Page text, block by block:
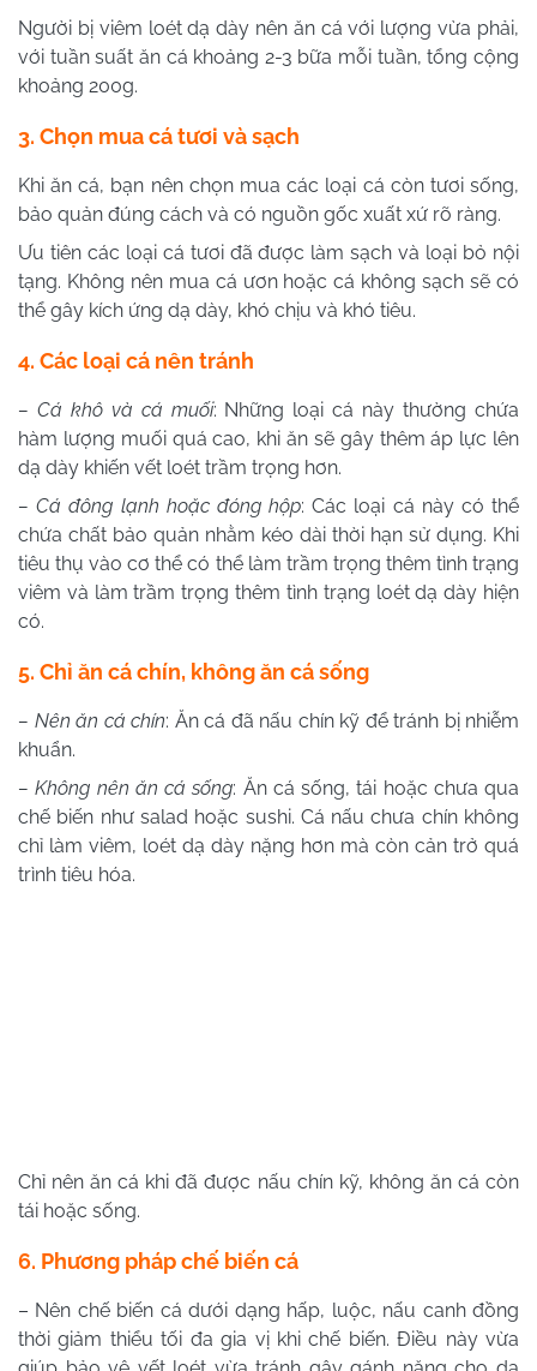
Người bị viêm loét dạ dày nên ăn cá với lượng vừa phải,
với tuần suất ăn cá khoảng 2-3 bữa mỗi tuần, tổng cộng
khoảng 200g.
3. Chọn mua cá tươi và sạch
Khi ăn cá, bạn nên chọn mua các loại cá còn tươi sống,
bảo quản đúng cách và có nguồn gốc xuất xứ rõ ràng.
Ưu tiên các loại cá tươi đã được làm sạch và loại bỏ nội
tạng. Không nên mua cá ươn hoặc cá không sạch sẽ có
thể gây kích ứng dạ dày, khó chịu và khó tiêu.
4. Các loại cá nên tránh
– Cá khô và cá muối: Những loại cá này thường chứa
hàm lượng muối quá cao, khi ăn sẽ gây thêm áp lực lên
dạ dày khiến vết loét trầm trọng hơn.
– Cá đông lạnh hoặc đóng hộp: Các loại cá này có thể
chứa chất bảo quản nhằm kéo dài thời hạn sử dụng. Khi
tiêu thụ vào cơ thể có thể làm trầm trọng thêm tình trạng
viêm và làm trầm trọng thêm tình trạng loét dạ dày hiện
có.
5. Chỉ ăn cá chín, không ăn cá sống
– Nên ăn cá chín: Ăn cá đã nấu chín kỹ để tránh bị nhiễm
khuẩn.
– Không nên ăn cá sống: Ăn cá sống, tái hoặc chưa qua
chế biến như salad hoặc sushi. Cá nấu chưa chín không
chỉ làm viêm, loét dạ dày nặng hơn mà còn cản trở quá
trình tiêu hóa.
Chỉ nên ăn cá khi đã được nấu chín kỹ, không ăn cá còn
tái hoặc sống.
6. Phương pháp chế biến cá
– Nên chế biến cá dưới dạng hấp, luộc, nấu canh đồng
thời giảm thiểu tối đa gia vị khi chế biến. Điều này vừa